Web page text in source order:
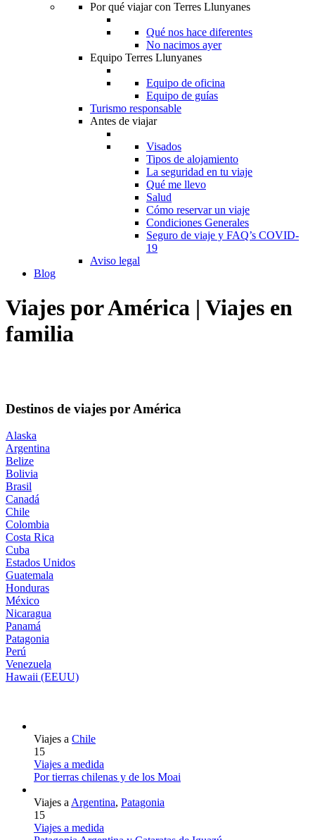
Por qué viajar con Terres Llunyanes
Qué nos hace diferentes
No nacimos ayer
Equipo Terres Llunyanes
Equipo de oficina
Equipo de guías
Turismo responsable
Antes de viajar
Visados
Tipos de alojamiento
La seguridad en tu viaje
Qué me llevo
Salud
Cómo reservar un viaje
Condiciones Generales
Seguro de viaje y FAQ’s COVID-
19
Aviso legal
Blog
Viajes por América | Viajes en
familia
Destinos de viajes por América
Alaska
Argentina
Belize
Bolivia
Brasil
Canadá
Chile
Colombia
Costa Rica
Cuba
Estados Unidos
Guatemala
Honduras
México
Nicaragua
Panamá
Patagonia
Perú
Venezuela
Hawaii (EEUU)
Viajes a Chile
15
Viajes a medida
Por tierras chilenas y de los Moai
Viajes a Argentina, Patagonia
15
Viajes a medida